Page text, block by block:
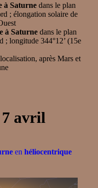
à Saturnedans le plan
; élongation solaire de
à Saturne dans le plan
; longitude 344°12’ (15e
après Mars et
avril
en héliocentrique